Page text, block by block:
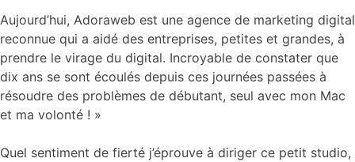
Aujourd’hui, Adoraweb est une agence de marketing digital
reconnue qui a aidé des entreprises, petites et grandes, à
prendre le virage du digital. Incroyable de constater que
dix ans se sont écoulés depuis ces journées passées à
résoudre des problèmes de débutant, seul avec mon Mac
et ma volonté ! »
Quel sentiment de fierté j’éprouve à diriger ce petit studio,